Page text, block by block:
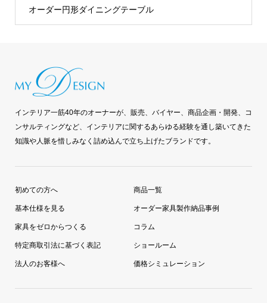
オーダー円形ダイニングテーブル
インテリア一筋40年のオーナーが、販売、バイヤー、商品企画・開発、コ
ンサルティングなど、インテリアに関するあらゆる経験を通し築いてきた
知識や人脈を惜しみなく詰め込んで立ち上げたブランドです。
初めての方へ
基本仕様を見る
家具をゼロからつくる
特定商取引法に基づく表記
法人のお客様へ
商品一覧
オーダー家具製作納品事例
コラム
ショールーム
価格シミュレーション